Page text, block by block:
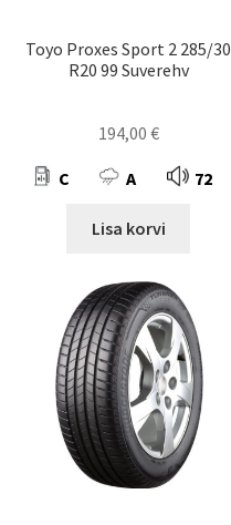
Toyo Proxes Sport 2 285/30
R20 99 Suverehv
194,00 €
C A 72
Lisa korvi